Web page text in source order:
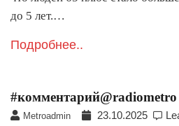
до 5 лет.…
Подробнее..
#комментарий@radiometro
Metroadmin 23.10.2025